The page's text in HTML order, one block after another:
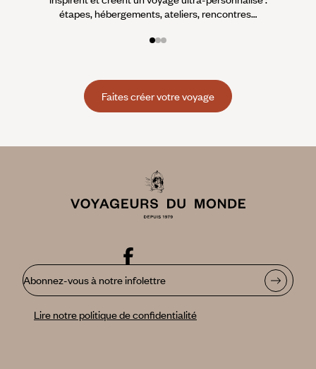
étapes, hébergements, ateliers, rencontres…
Faites créer votre voyage
Abonnez-vous à notre infolettre
Lire notre politique de confidentialité